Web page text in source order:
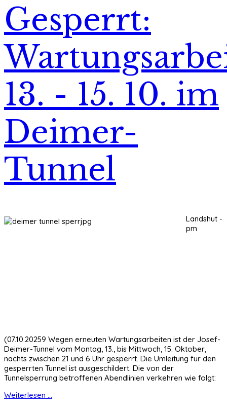
Gesperrt:
13. - 15. 10. im
Deimer-
Tunnel
Landshut -
pm
(07.10.20259 Wegen erneuten Wartungsarbeiten ist der Josef-
Deimer-Tunnel vom Montag, 13., bis Mittwoch, 15. Oktober,
nachts zwischen 21 und 6 Uhr gesperrt. Die Umleitung für den
gesperrten Tunnel ist ausgeschildert. Die von der
Tunnelsperrung betroffenen Abendlinien verkehren wie folgt:
Weiterlesen ...